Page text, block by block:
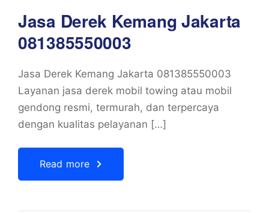
Jasa Derek Kemang Jakarta
081385550003
Jasa Derek Kemang Jakarta 081385550003
Layanan jasa derek mobil towing atau mobil
gendong resmi, termurah, dan terpercaya
dengan kualitas pelayanan […]
Read more